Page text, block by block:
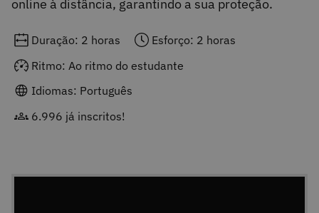
online à distância, garantindo a sua proteção.
Duração: 2 horas
Esforço: 2 horas
Ritmo: Ao ritmo do estudante
Idiomas: Português
6.996 já inscritos!